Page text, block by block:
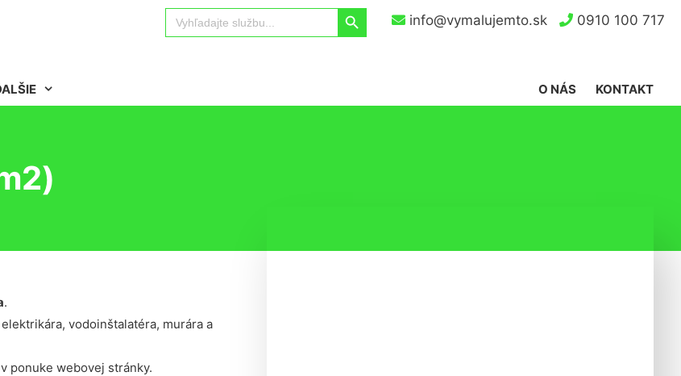
info@vymalujemto.sk 0910 100 717
Search
for:
Search Button
KONTAKT
O NÁS
.
vodoinštalatéra, murára a
ponuke webovej stránky.